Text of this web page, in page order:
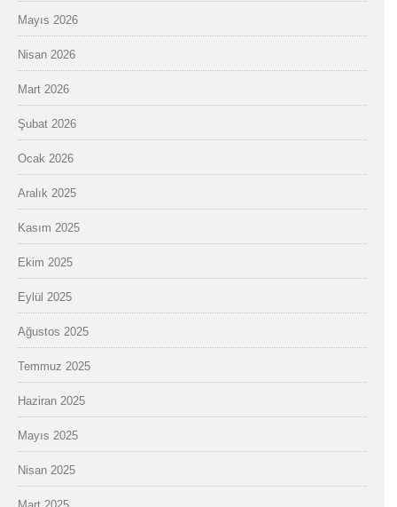
Mayıs 2026
Nisan 2026
Mart 2026
Şubat 2026
Ocak 2026
Aralık 2025
Kasım 2025
Ekim 2025
Eylül 2025
Ağustos 2025
Temmuz 2025
Haziran 2025
Mayıs 2025
Nisan 2025